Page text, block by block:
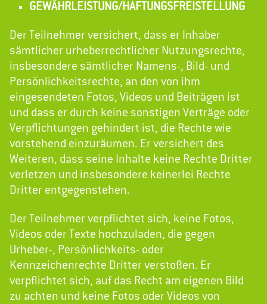
GEWÄHRLEISTUNG/HAFTUNGSFREISTELLUNG
Der Teilnehmer versichert, dass er Inhaber
sämtlicher urheberrechtlicher Nutzungsrechte,
insbesondere sämtlicher Namens-, Bild- und
Persönlichkeitsrechte, an den von ihm
eingesendeten Fotos, Videos und Beiträgen ist
und dass er durch keine sonstigen Verträge oder
Verpflichtungen gehindert ist, die Rechte wie
vorstehend einzuräumen. Er versichert des
Weiteren, dass seine Inhalte keine Rechte Dritter
verletzen und insbesondere keinerlei Rechte
Dritter entgegenstehen.
Der Teilnehmer verpflichtet sich, keine Fotos,
Videos oder Texte hochzuladen, die gegen
Urheber-, Persönlichkeits- oder
Kennzeichenrechte Dritter verstoßen. Er
verpflichtet sich, auf das Recht am eigenen Bild
zu achten und keine Fotos oder Videos von